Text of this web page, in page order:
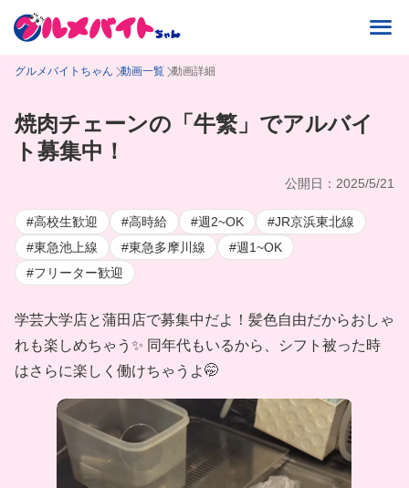
グルメバイトちゃん 動画一覧 動画詳細
焼肉チェーンの「牛繁」でアルバイ
ト募集中！
公開日：2025/5/21
#高校生歓迎 #高時給 #週2~OK
#JR京浜東北線
#東急池上線
#東急多摩川線
#週1~OK
#フリーター歓迎
学芸大学店と蒲田店で募集中だよ！髪色自由だからおしゃ
れも楽しめちゃう✨ 同年代もいるから、シフト被った時
はさらに楽しく働けちゃうよ🤭